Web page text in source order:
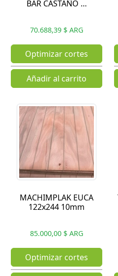
BAR CASTAÑO …
70.688,39 $ ARG
Optimizar cortes
Añadir al carrito
MACHIMPLAK EUCA
122x244 10mm
85.000,00 $ ARG
Optimizar cortes